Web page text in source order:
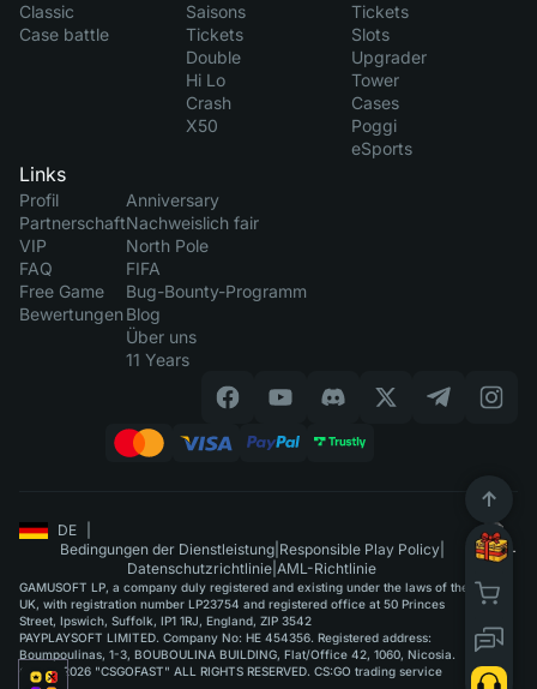
Classic
Case battle
Saisons
Tickets
Double
Hi Lo
Crash
X50
Tickets
Slots
Upgrader
Tower
Cases
Poggi
eSports
Links
Profil
Partnerschaft
VIP
FAQ
Free Game
Bewertungen
Anniversary
Nachweislich fair
North Pole
FIFA
Bug-Bounty-Programm
Blog
Über uns
11 Years
DE
Bedingungen der Dienstleistung| Responsible Play Policy|
Datenschutzrichtlinie AML-Richtlinie
GAMUSOFT LP, a company duly registered and existing under the laws of the
UK, with registration number LP23754 and registered office at 50 Princes
Street, Ipswich, Suffolk, IP1 1RJ, England, ZIP 3542
PAYPLAYSOFT LIMITED. Company No: HE 454356. Registered address:
Boumpoulinas, 1-3, BOUBOULINA BUILDING, Flat/Office 42, 1060, Nicosia.
©2015-2026 "CSGOFAST" ALL RIGHTS RESERVED. CS:GO trading service